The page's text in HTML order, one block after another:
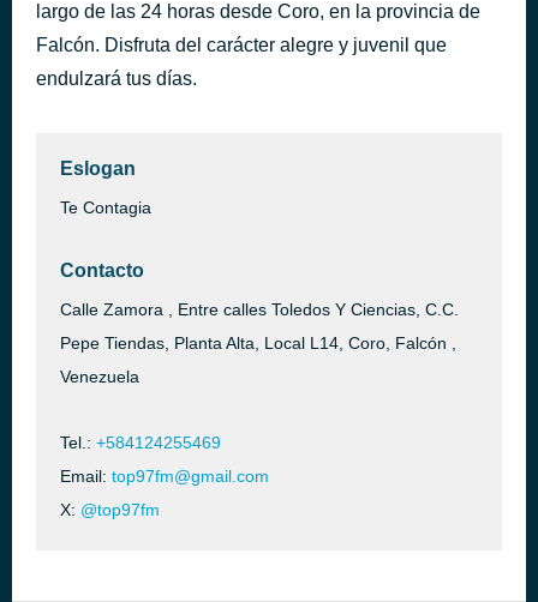
largo de las 24 horas desde Coro, en la provincia de
Falcón. Disfruta del carácter alegre y juvenil que
endulzará tus días.
Eslogan
Te Contagia
Contacto
Calle Zamora , Entre calles Toledos Y Ciencias, C.C.
Pepe Tiendas, Planta Alta, Local L14, Coro, Falcón ,
Venezuela
Tel.: +584124255469
Email: top97fm@gmail.com
X: @top97fm